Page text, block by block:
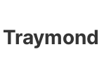
Traymond